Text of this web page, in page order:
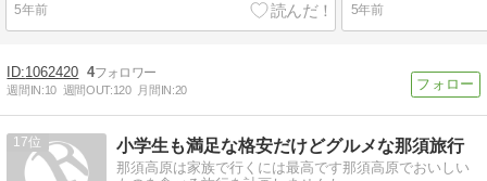
5年前 5年前
1062420 4
週間IN:10 週間OUT:120 月間IN:20
17 小学生も満足な格安だけどグルメな那須旅行
那須高原は家族で行くには最高です那須高原でおいしい